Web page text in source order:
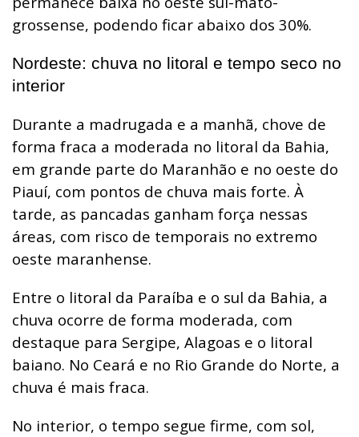
grossense, podendo ficar abaixo dos 30%.
Nordeste: chuva no litoral e tempo seco no
interior
Durante a madrugada e a manhã, chove de
forma fraca a moderada no litoral da Bahia,
em grande parte do Maranhão e no oeste do
Piauí, com pontos de chuva mais forte. À
tarde, as pancadas ganham força nessas
áreas, com risco de temporais no extremo
oeste maranhense.
Entre o litoral da Paraíba e o sul da Bahia, a
chuva ocorre de forma moderada, com
destaque para Sergipe, Alagoas e o litoral
baiano. No Ceará e no Rio Grande do Norte, a
chuva é mais fraca.
No interior, o tempo segue firme, com sol,